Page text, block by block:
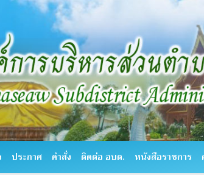
ประกาศ คำสั่ง ติดต่อ อบต. หนังสือราชการ